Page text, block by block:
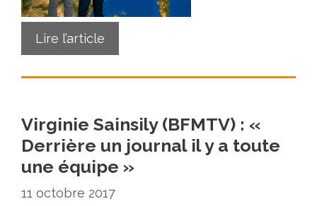
Lire l’article
Virginie Sainsily (BFMTV) : «
Derrière un journal il y a toute
une équipe »
11 octobre 2017